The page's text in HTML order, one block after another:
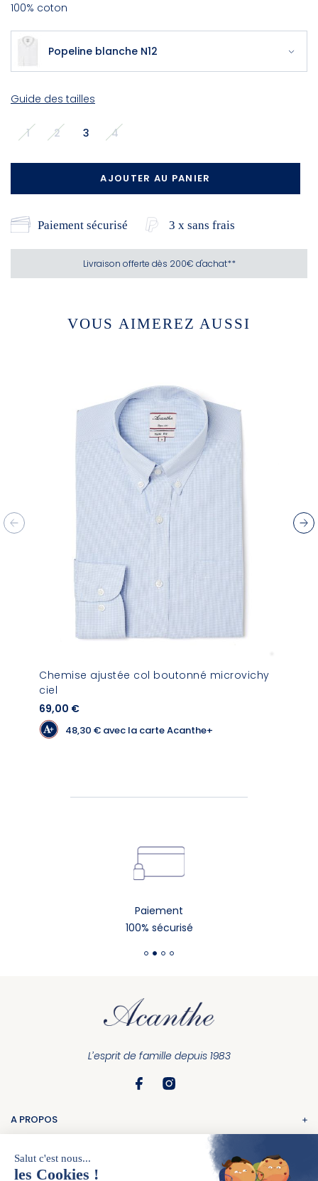
100% coton
Popeline blanche N12
Guide des tailles
1 2 3 4
AJOUTER AU PANIER
Paiement sécurisé 3 x sans frais
Livraison offerte dès 200€ d'achat**
VOUS AIMEREZ AUSSI
Chemise ajustée col boutonné microvichy
ciel
69,00 €
48,30 € avec la carte Acanthe+
Paiement
100% sécurisé
L’esprit de famille depuis 1983
A PROPOS
Nos boutiques
COMMANDE